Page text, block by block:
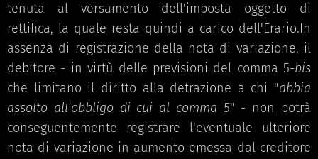
tenuta al versamento dell'imposta oggetto di
rettifica, la quale resta quindi a carico dell'Erario.In
assenza di registrazione della nota di variazione, il
debitore - in virtù delle previsioni del comma 5-bis
che limitano il diritto alla detrazione a chi "abbia
assolto all'obbligo di cui al comma 5" - non potrà
conseguentemente registrare l'eventuale ulteriore
nota di variazione in aumento emessa dal creditore